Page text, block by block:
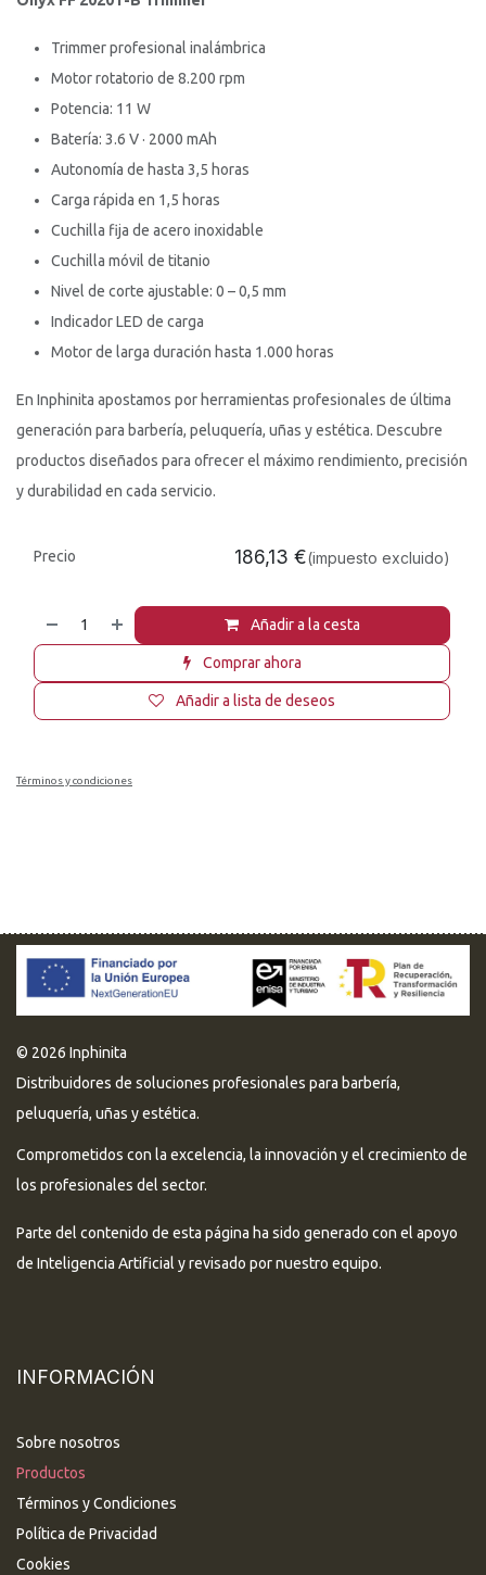
Trimmer profesional inalámbrica
Motor rotatorio de 8.200 rpm
Potencia: 11 W
Batería: 3.6 V · 2000 mAh
Autonomía de hasta 3,5 horas
Carga rápida en 1,5 horas
Cuchilla fija de acero inoxidable
Cuchilla móvil de titanio
Nivel de corte ajustable: 0 – 0,5 mm
Indicador LED de carga
Motor de larga duración hasta 1.000 horas
En Inphinita apostamos por herramientas profesionales de última
generación para barbería, peluquería, uñas y estética. Descubre
productos diseñados para ofrecer el máximo rendimiento, precisión
y durabilidad en cada servicio.
Añadir a la cesta
Comprar ahora
Añadir a lista de deseos
Precio 186,13 €(impuesto excluido)
Términos y condiciones
© 2026 Inphinita
Distribuidores de soluciones profesionales para barbería,
peluquería, uñas y estética.
Comprometidos con la excelencia, la innovación y el crecimiento de
los profesionales del sector.
Parte del contenido de esta página ha sido generado con el apoyo
de Inteligencia Artificial y revisado por nuestro equipo.
INFORMACIÓN
Sobre nosotros
Productos
Términos y Condiciones
Política de Privacidad
Cookies